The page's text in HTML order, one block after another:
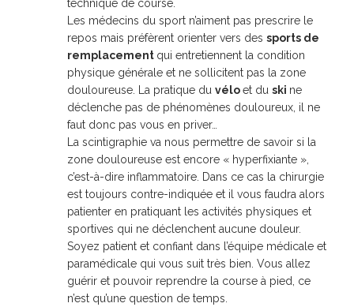
technique de course.
Les médecins du sport n’aiment pas prescrire le
repos mais préfèrent orienter vers des sports de
remplacement qui entretiennent la condition
physique générale et ne sollicitent pas la zone
douloureuse. La pratique du véloet du ski ne
déclenche pas de phénomènes douloureux, il ne
faut donc pas vous en priver…
La scintigraphie va nous permettre de savoir si la
zone douloureuse est encore « hyperfixiante »,
c’est-à-dire inflammatoire. Dans ce cas la chirurgie
est toujours contre-indiquée et il vous faudra alors
patienter en pratiquant les activités physiques et
sportives qui ne déclenchent aucune douleur.
Soyez patient et confiant dans l’équipe médicale et
paramédicale qui vous suit très bien. Vous allez
guérir et pouvoir reprendre la course à pied, ce
n’est qu’une question de temps.